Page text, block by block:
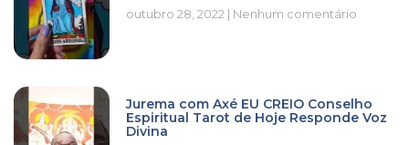
outubro 28, 2022 Nenhum comentário
Jurema com Axé EU CREIO Conselho
Espiritual Tarot de Hoje Responde Voz
Divina